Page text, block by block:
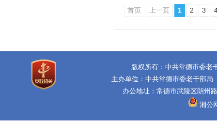
首页 上一页 1 2 3
版权所有：中共常德市委老
主办单位：中共常德市委老干部
办公地址：常德市武陵区朗
湘公